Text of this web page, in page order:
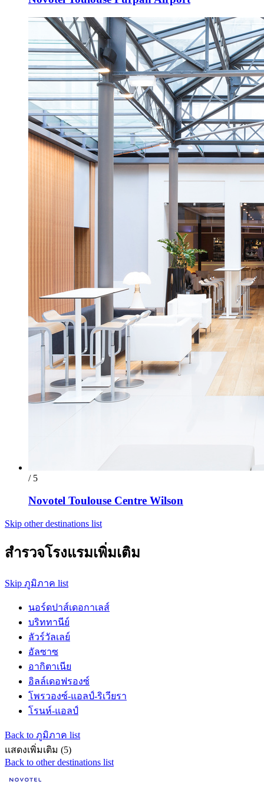
/ 5
Novotel Toulouse Centre Wilson
Skip other destinations list
สำรวจโรงแรมเพิ่มเติม
Skip ภูมิภาค list
นอร์ดปาส์เดอกาเลส์
บริททานีย์
ลัวร์วัลเลย์
อัลซาซ
อากิตาเนีย
อิลล์เดอฟรองซ์
โพรวองซ์-แอลป์-ริเวียรา
โรนห์-แอลป์
Back to ภูมิภาค list
แสดงเพิ่มเติม (5)
Back to other destinations list